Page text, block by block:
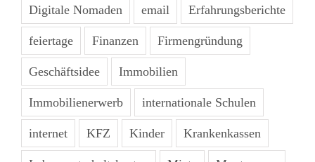
Digitale Nomaden email Erfahrungsberichte
feiertage Finanzen Firmengründung
Geschäftsidee Immobilien
Immobilienerwerb internationale Schulen
internet KFZ Kinder Krankenkassen